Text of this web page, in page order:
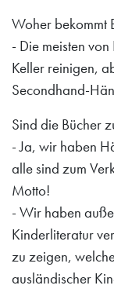
Woher bekommt
- Die meisten
Keller reinigen,
Secondhand-
Sind die Bücher
- Ja, wir haben
alle sind zum
Motto!
- Wir haben
Kinderliteratur
zu zeigen,
ausländischer